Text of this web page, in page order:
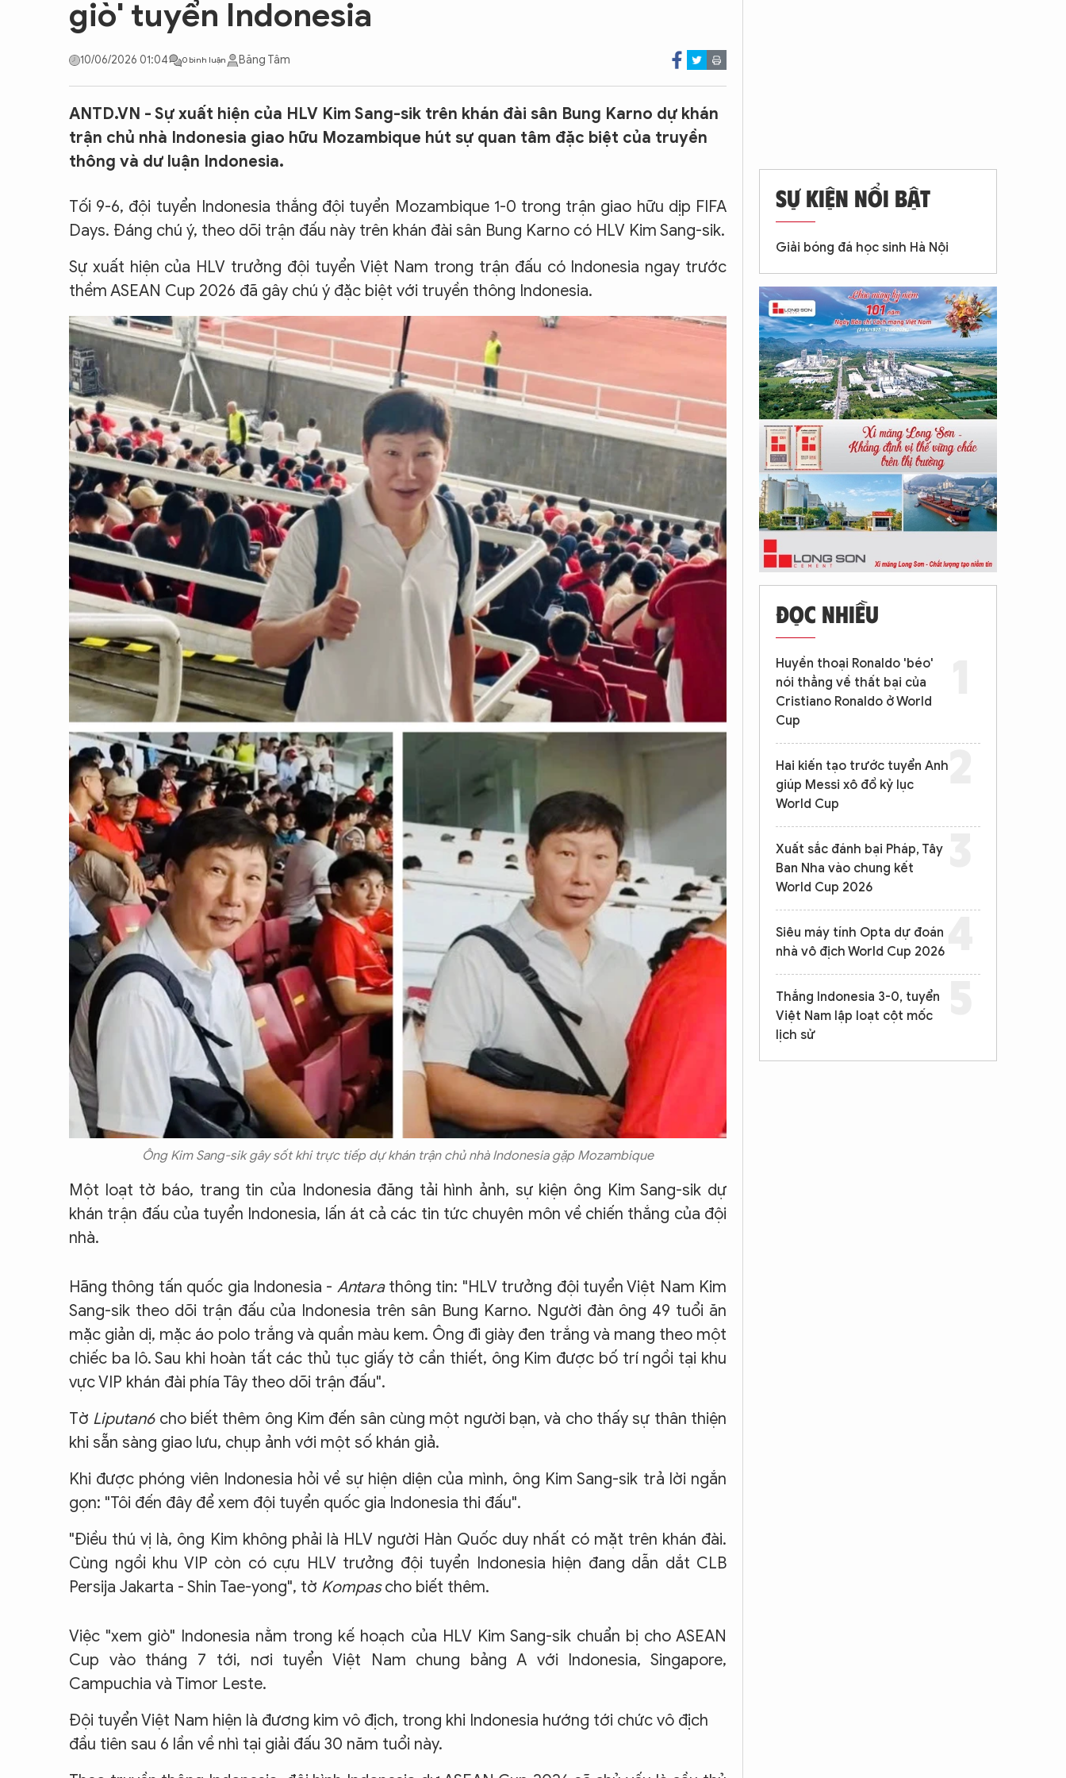
CON ĐƯỜNG KHỞI NGHIỆP
giò' tuyển Indonesia
10/06/2026 01:04 0 bình luận Băng Tâm
ANTD.VN - Sự xuất hiện của HLV Kim Sang-sik trên khán đài sân Bung Karno dự khán
trận chủ nhà Indonesia giao hữu Mozambique hút sự quan tâm đặc biệt của truyền
thông và dư luận Indonesia.
Tối 9-6, đội tuyển Indonesia thắng đội tuyển Mozambique 1-0 trong trận giao hữu dịp FIFA
Days. Đáng chú ý, theo dõi trận đấu này trên khán đài sân Bung Karno có HLV Kim Sang-sik.
Sự xuất hiện của HLV trưởng đội tuyển Việt Nam trong trận đấu có Indonesia ngay trước
thềm ASEAN Cup 2026 đã gây chú ý đặc biệt với truyền thông Indonesia.
Ông Kim Sang-sik gây sốt khi trực tiếp dự khán trận chủ nhà Indonesia gặp Mozambique
Một loạt tờ báo, trang tin của Indonesia đăng tải hình ảnh, sự kiện ông Kim Sang-sik dự
khán trận đấu của tuyển Indonesia, lấn át cả các tin tức chuyên môn về chiến thắng của đội
nhà.
Hãng thông tấn quốc gia Indonesia - Antarathông tin: "HLV trưởng đội tuyển Việt Nam Kim
Sang-sik theo dõi trận đấu của Indonesia trên sân Bung Karno. Người đàn ông 49 tuổi ăn
mặc giản dị, mặc áo polo trắng và quần màu kem. Ông đi giày đen trắng và mang theo một
chiếc ba lô. Sau khi hoàn tất các thủ tục giấy tờ cần thiết, ông Kim được bố trí ngồi tại khu
vực VIP khán đài phía Tây theo dõi trận đấu".
Tờ Liputan6cho biết thêm ông Kim đến sân cùng một người bạn, và cho thấy sự thân thiện
khi sẵn sàng giao lưu, chụp ảnh với một số khán giả.
Khi được phóng viên Indonesia hỏi về sự hiện diện của mình, ông Kim Sang-sik trả lời ngắn
gọn: "Tôi đến đây để xem đội tuyển quốc gia Indonesia thi đấu".
"Điều thú vị là, ông Kim không phải là HLV người Hàn Quốc duy nhất có mặt trên khán đài.
Cùng ngồi khu VIP còn có cựu HLV trưởng đội tuyển Indonesia hiện đang dẫn dắt CLB
Persija Jakarta - Shin Tae-yong", tờ Kompascho biết thêm.
Việc "xem giò" Indonesia nằm trong kế hoạch của HLV Kim Sang-sik chuẩn bị cho ASEAN
Cup vào tháng 7 tới, nơi tuyển Việt Nam chung bảng A với Indonesia, Singapore,
Campuchia và Timor Leste.
Đội tuyển Việt Nam hiện là đương kim vô địch, trong khi Indonesia hướng tới chức vô địch
đầu tiên sau 6 lần về nhì tại giải đấu 30 năm tuổi này.
SỰ KIỆN NỔI BẬT
Giải bóng đá học sinh Hà Nội
ĐỌC NHIỀU
Huyền thoại Ronaldo 'béo'
nói thẳng về thất bại của
Cristiano Ronaldo ở World
Cup
Hai kiến tạo trước tuyển Anh
giúp Messi xô đổ kỷ lục
World Cup
Xuất sắc đánh bại Pháp, Tây
Ban Nha vào chung kết
World Cup 2026
Siêu máy tính Opta dự đoán
nhà vô địch World Cup 2026
Thắng Indonesia 3-0, tuyển
Việt Nam lập loạt cột mốc
lịch sử